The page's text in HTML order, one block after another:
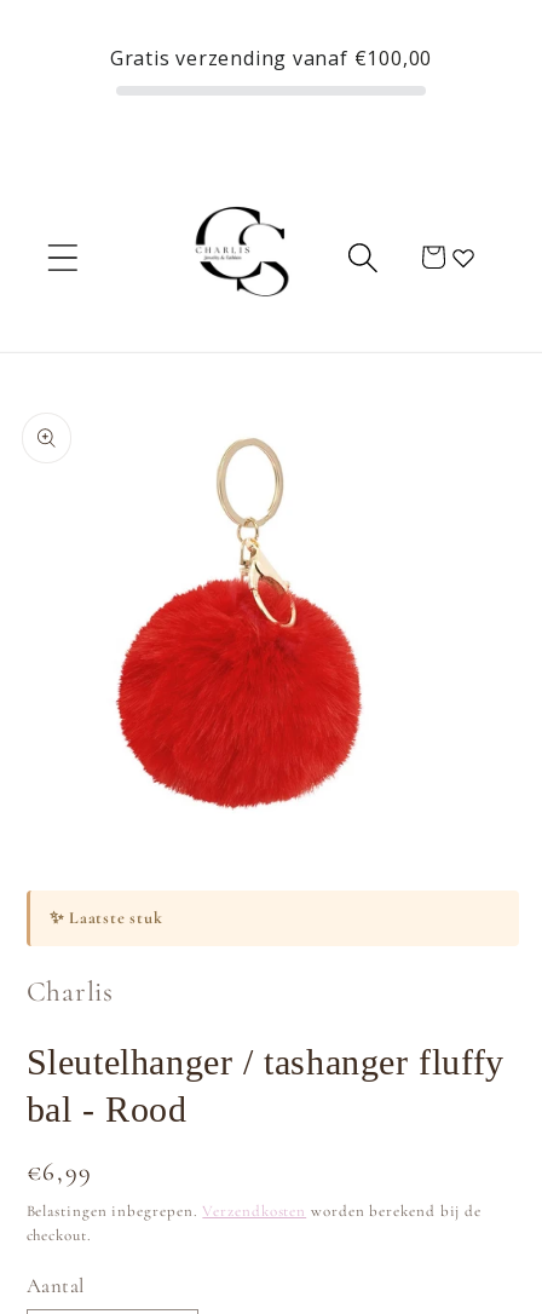
Gratis verzending vanaf €100,00
content
Winkelwagen
modaal
✨ Laatste stuk
Charlis
Sleutelhanger / tashanger fluffy
bal - Rood
Normale
prijs
€6,99
Belastingen inbegrepen. Verzendkosten worden berekend bij de
checkout.
Aantal